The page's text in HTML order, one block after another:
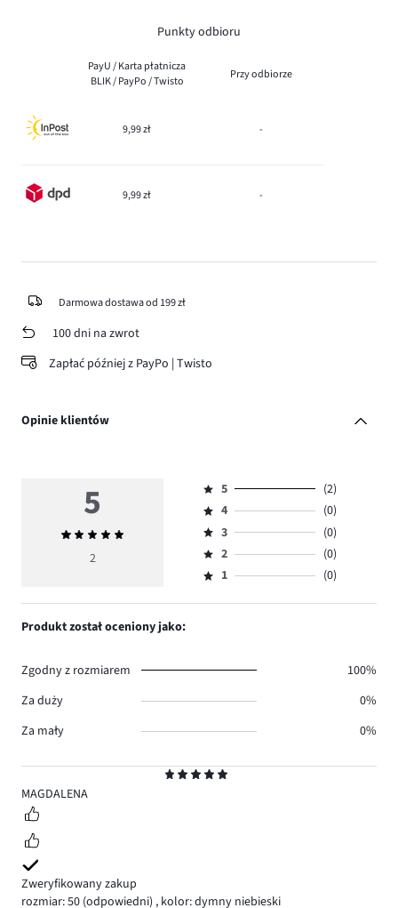
Punkty odbioru
PayU / Karta płatnicza
BLIK / PayPo / Twisto
Przy odbiorze
9,99 zł -
9,99 zł -
Darmowa dostawa od 199 zł
100 dni na zwrot
Zapłać później z PayPo | Twisto
Opinie klientów
5
MAGDALENA
Zweryfikowany zakup
rozmiar: 50 (odpowiedni) , kolor: dymny niebieski
5
Średnia
ocena
2
Ocena
5,
ilość
głosów
2.
5
(2)
Ocena
4,
ilość
głosów
4
(0)
Ocena
3,
ilość
3
(0)
Ocena
2,
2
(0)
Ocena
1,
1 (0)
Produkt został oceniony jako:
Zgodny z rozmiarem
100%
Za duży
0%
Za mały
0%